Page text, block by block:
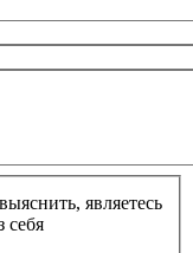
являетесь